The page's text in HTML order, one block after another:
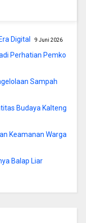
Digital 9 Juni 2026
Perhatian Pemko
Sampah
Budaya Kalteng
Keamanan Warga
Balap Liar